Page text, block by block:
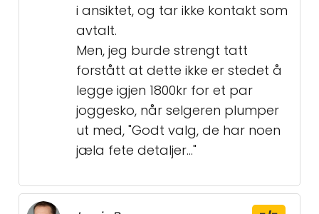
i ansiktet, og tar ikke kontakt som
avtalt.
Men, jeg burde strengt tatt
forstått at dette ikke er stedet å
legge igjen 1800kr for et par
joggesko, når selgeren plumper
ut med, "Godt valg, de har noen
jæla fete detaljer..."